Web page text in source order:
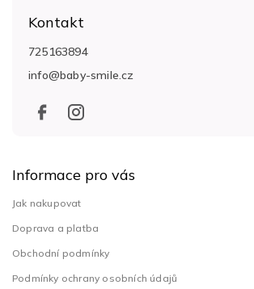
Kontakt
info@baby-smile.cz
725163894
Informace pro vás
Jak nakupovat
Doprava a platba
Obchodní podmínky
Podmínky ochrany osobních údajů